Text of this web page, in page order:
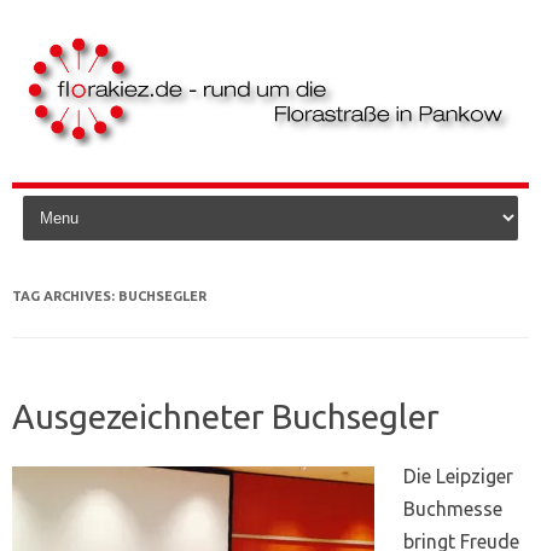
Skip to content
TAG ARCHIVES: BUCHSEGLER
Ausgezeichneter Buchsegler
Die Leipziger
Buchmesse
bringt Freude